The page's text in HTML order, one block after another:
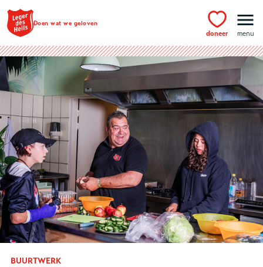
Ga naar hoofdinhoud
Doen wat we geloven
doneer menu
BUURTWERK